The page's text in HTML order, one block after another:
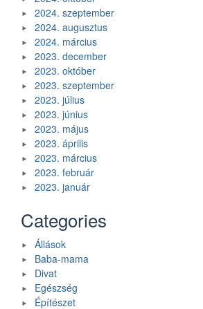
2024. szeptember
2024. augusztus
2024. március
2023. december
2023. október
2023. szeptember
2023. július
2023. június
2023. május
2023. április
2023. március
2023. február
2023. január
Categories
Állások
Baba-mama
Divat
Egészség
Építészet